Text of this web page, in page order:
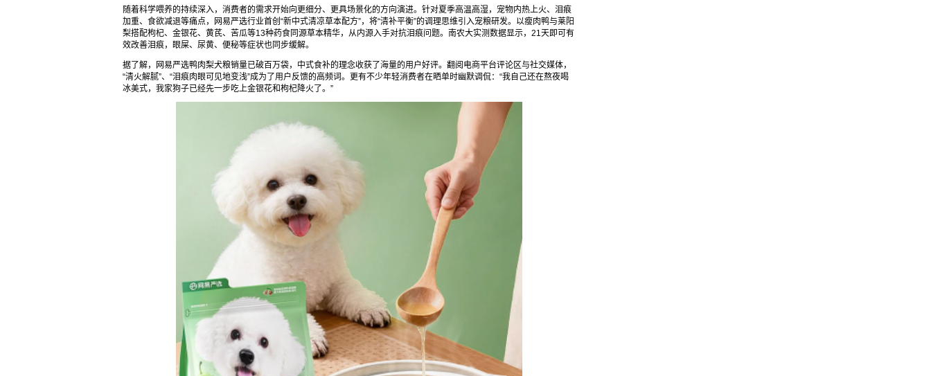
随着科学喂养的持续深入，消费者的需求开始向更细分、更具场景化的方向演进。针对夏季高温高湿，宠物内热上火、泪痕
加重、食欲减退等痛点，网易严选行业首创“新中式清凉草本配方”，将“清补平衡”的调理思维引入宠粮研发。以瘦肉鸭与莱阳
梨搭配枸杞、金银花、黄芪、苦瓜等13种药食同源草本精华，从内源入手对抗泪痕问题。南农大实测数据显示，21天即可有
效改善泪痕，眼屎、尿黄、便秘等症状也同步缓解。
据了解，网易严选鸭肉梨犬粮销量已破百万袋，中式食补的理念收获了海量的用户好评。翻阅电商平台评论区与社交媒体，
“清火解腻”、“泪痕肉眼可见地变浅”成为了用户反馈的高频词。更有不少年轻消费者在晒单时幽默调侃：“我自己还在熬夜喝
冰美式，我家狗子已经先一步吃上金银花和枸杞降火了。”